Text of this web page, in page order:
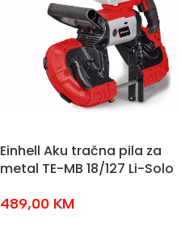
Einhell Aku tračna pila za
metal TE-MB 18/127 Li-Solo
489,00 KM